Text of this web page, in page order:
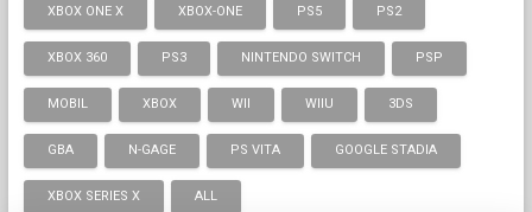
XBOX ONE X XBOX-ONE PS5 PS2
XBOX 360 PS3 NINTENDO SWITCH PSP
MOBIL XBOX WII WIIU 3DS
GBA N-GAGE PS VITA GOOGLE STADIA
XBOX SERIES X ALL